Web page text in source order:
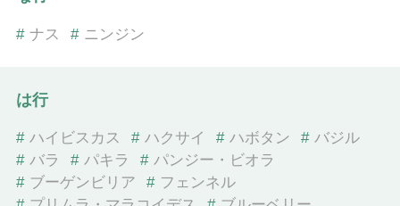
# ナス # ニンジン
は行
# ハイビスカス # ハクサイ # ハボタン # バジル
# バラ # パキラ # パンジー・ビオラ
# ブーゲンビリア # フェンネル